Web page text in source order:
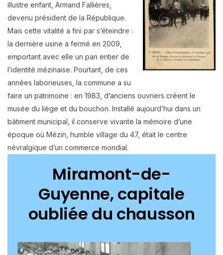
illustre enfant, Armand Fallières,
devenu président de la République.
Mais cette vitalité a fini par s’éteindre :
la dernière usine a fermé en 2009,
emportant avec elle un pan entier de
l’identité mézinaise. Pourtant, de ces
années laborieuses, la commune a su
faire un patrimoine : en 1983, d’anciens ouvriers créent le
musée du liège et du bouchon. Installé aujourd’hui dans un
bâtiment municipal, il conserve vivante la mémoire d’une
époque où Mézin, humble village du 47, était le centre
névralgique d’un commerce mondial.
Miramont-de-
Guyenne, capitale
oubliée du chausson